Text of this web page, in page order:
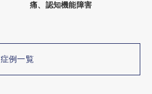
痛、認知機能障害
症例一覧